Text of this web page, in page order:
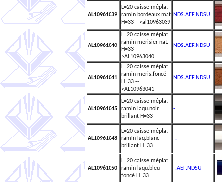
AL10961039
L=20 caisse méplat
ramin bordeaux mat
H=33 -->al10963039
NDS.AEF.NDSU
AL10961040
L=20 caisse méplat
ramin merisier nat.
H=33 --
>AL10963040
NDS.AEF.NDSU
AL10961041
L=20 caisse méplat
ramin meris.foncé
H=33 --
>AL10963041
NDS.AEF.NDSU
AL10961045
L=20 caisse méplat
ramin laqu.noir
brillant H=33
-.
AL10961048
L=20 caisse méplat
ramin laq.blanc
brillant H=33
-.
AL10961050
L=20 caisse méplat
ramin laqu.bleu
foncé H=33
-.AEF.NDSU